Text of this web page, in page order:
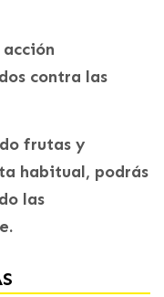
acción
contra las
frutas y
habitual, podrás
las